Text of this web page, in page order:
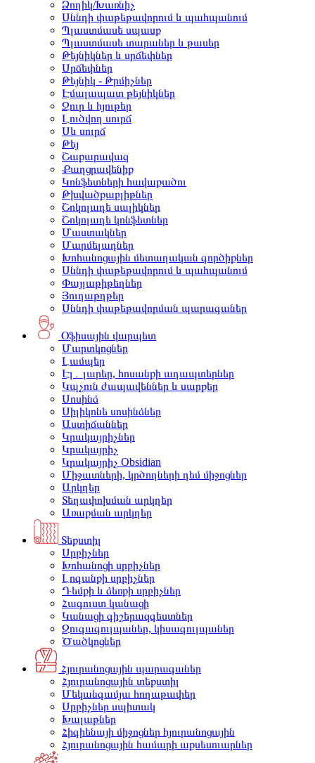
Ձողիկ/Խառնիչ
Սննդի փաթեթավորում և պահպանում
Պլաստմասե սպասք
Պլաստմասե տարաներ և թասեր
Թեյնիկներ և սրճեփներ
Սրճեփներ
Թեյնիկ - Թրմիչներ
Էմալապատ թեյնիկներ
Ջուր և հյութեր
Լուծվող սուրճ
Սև սուրճ
Թեյ
Շաքարավազ
Քաղցրավենիք
Կոնֆետների հավաքածու
Թխվածքաբլիթներ
Շոկոլադե սալիկներ
Շոկոլադե կոնֆետներ
Մաստակներ
Մարմելադներ
Խոհանոցային մետաղական գործիքներ
Սննդի փաթեթավորում և պահպանում
Փայլաթիթեղներ
Յուղաթղթեր
Սննդի փաթեթավորման պարագաներ
Օֆիսային վարպետ
Մարտկոցներ
Լամպեր
Էլ․ լարեր, հոսանքի ադապտերներ
Կպչուն ժապավեններ և սարքեր
Սոսինձ
Սիլիկոնե սոսինձներ
Աստիճաններ
Կրակայրիչներ
Կրակայրիչ
Կրակայրիչ Obsidian
Միջատների, կրծողների դեմ միջոցներ
Արկղեր
Տեղափոխման արկղեր
Առաքման արկղեր
Տեքստիլ
Սրբիչներ
Խոհանոցի սրբիչներ
Լոգանքի սրբիչներ
Դեմքի և ձեռքի սրբիչներ
Հագուստ կանացի
Կանացի գիշերազգեստներ
Զուգագուլպաներ, կիսագուլպաներ
Ծածկոցներ
Հյուրանոցային պարագաներ
Հյուրանոցային տեքստիլ
Մեկանգամյա հողաթափեր
Սրբիչներ սպիտակ
Խալաթներ
Հիգիենայի միջոցներ հյուրանոցային
Հյուրանոցային համարի աքսեսուարներ